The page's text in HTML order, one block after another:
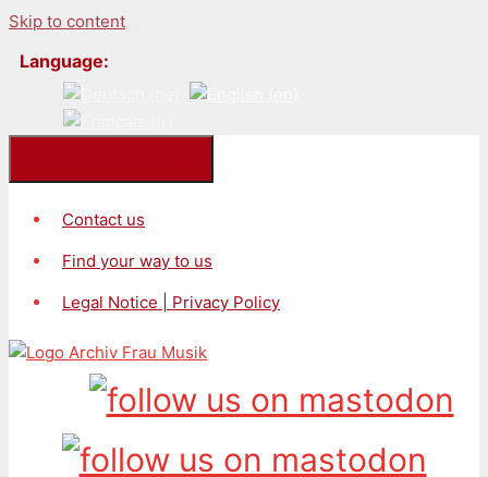
Skip to content
Language:
Contact us
Find your way to us
Legal Notice | Privacy Policy